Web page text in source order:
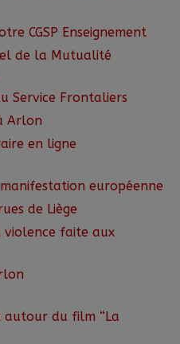
CGSP Enseignement
de la Mutualité
Service Frontaliers
Arlon
en ligne
européenne
de Liège
violence faite aux
autour du film “La